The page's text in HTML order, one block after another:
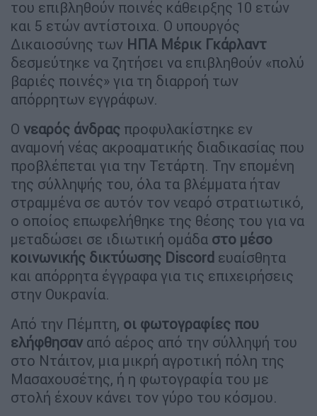
του επιβληθούν ποινές κάθειρξης 10 ετών
και 5 ετών αντίστοιχα. Ο υπουργός
Δικαιοσύνης των ΗΠΑ Μέρικ Γκάρλαντ
δεσμεύτηκε να ζητήσει να επιβληθούν «πολύ
βαριές ποινές» για τη διαρροή των
απόρρητων εγγράφων.
Ο νεαρός άνδρας προφυλακίστηκε εν
αναμονή νέας ακροαματικής διαδικασίας που
προβλέπεται για την Τετάρτη. Την επομένη
της σύλληψής του, όλα τα βλέμματα ήταν
στραμμένα σε αυτόν τον νεαρό στρατιωτικό,
ο οποίος επωφελήθηκε της θέσης του για να
μεταδώσει σε ιδιωτική ομάδα στο μέσο
κοινωνικής δικτύωσης Discord ευαίσθητα
και απόρρητα έγγραφα για τις επιχειρήσεις
στην Ουκρανία.
Από την Πέμπτη, οι φωτογραφίες που
ελήφθησαν από αέρος από την σύλληψή του
στο Ντάιτον, μια μικρή αγροτική πόλη της
Μασαχουσέτης, ή η φωτογραφία του με
στολή έχουν κάνει τον γύρο του κόσμου.